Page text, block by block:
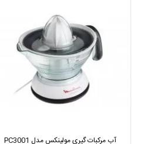
آب مرکبات گیری مولینکس مدل PC3001